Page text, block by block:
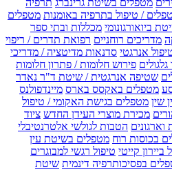
מטפלים בשיטת גרינברג תרפיה
/ טיפול בתרפיה באומנות מטפלים
ביואורגונומי מכללות ובתי ספר
מדריכים רוחניים רפואת תדרים / ריפוי
אנרגטי סדנאות מדיטציה / מדריכי
פירוש חלומות / פתרון חלומות
שטיפה אנרגטית / שיטת ד"ר נאדר
מטפלים באקסס בארס מיינדפולנס
שין מטפלים בגישת האקומי / טיפול
מכירת מוצרי העידן החדש ציוד
וארגונים הטבות לגולשי אלטרנטיבלי
בכוסות רוח מטפלים בשיטת עין
קייטי טיפול רגשי למבוגרים
בפסיכותרפיה דינמית שיטת